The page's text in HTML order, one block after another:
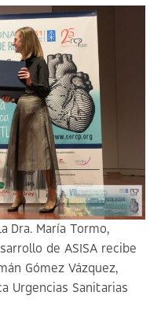
Dra. María Tormo,
de ASISA recibe
Gómez Vázquez,
Urgencias Sanitarias